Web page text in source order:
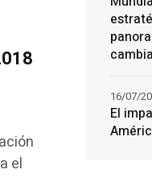
el
El
16/07/